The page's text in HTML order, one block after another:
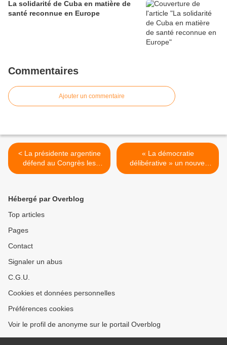
La solidarité de Cuba en matière de
santé reconnue en Europe
Commentaires
Ajouter un commentaire
< La présidente argentine
défend au Congrès les
accords signés avec la
« La démocratie
délibérative » un nouvel
élément majeur de la
Hébergé par Overblog
Top articles
Pages
Contact
Signaler un abus
C.G.U.
Cookies et données personnelles
Préférences cookies
Voir le profil de anonyme sur le portail Overblog